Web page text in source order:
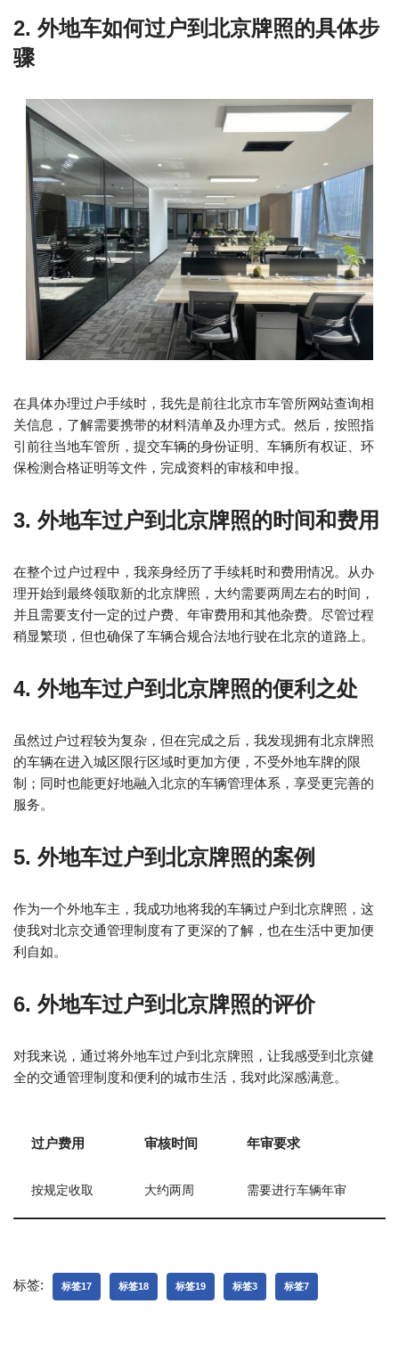
2. 外地车如何过户到北京牌照的具体步
骤
在具体办理过户手续时，我先是前往北京市车管所网站查询相
关信息，了解需要携带的材料清单及办理方式。然后，按照指
引前往当地车管所，提交车辆的身份证明、车辆所有权证、环
保检测合格证明等文件，完成资料的审核和申报。
3. 外地车过户到北京牌照的时间和费用
在整个过户过程中，我亲身经历了手续耗时和费用情况。从办
理开始到最终领取新的北京牌照，大约需要两周左右的时间，
并且需要支付一定的过户费、年审费用和其他杂费。尽管过程
稍显繁琐，但也确保了车辆合规合法地行驶在北京的道路上。
4. 外地车过户到北京牌照的便利之处
虽然过户过程较为复杂，但在完成之后，我发现拥有北京牌照
的车辆在进入城区限行区域时更加方便，不受外地车牌的限
制；同时也能更好地融入北京的车辆管理体系，享受更完善的
服务。
5. 外地车过户到北京牌照的案例
作为一个外地车主，我成功地将我的车辆过户到北京牌照，这
使我对北京交通管理制度有了更深的了解，也在生活中更加便
利自如。
6. 外地车过户到北京牌照的评价
对我来说，通过将外地车过户到北京牌照，让我感受到北京健
全的交通管理制度和便利的城市生活，我对此深感满意。
过户费用 审核时间 年审要求
按规定收取 大约两周 需要进行车辆年审
标签: 标签17 标签18 标签19 标签3 标签7